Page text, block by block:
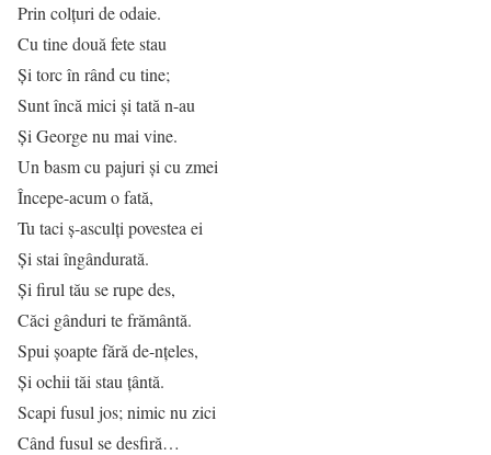
Prin colţuri de odaie.
Cu tine două fete stau
Şi torc în rând cu tine;
Sunt încă mici şi tată n-au
Şi George nu mai vine.
Un basm cu pajuri şi cu zmei
Începe-acum o fată,
Tu taci ş-asculţi povestea ei
Şi stai îngândurată.
Şi firul tău se rupe des,
Căci gânduri te frământă.
Spui şoapte fără de-nţeles,
Şi ochii tăi stau ţântă.
Scapi fusul jos; nimic nu zici
Când fusul se desfiră…